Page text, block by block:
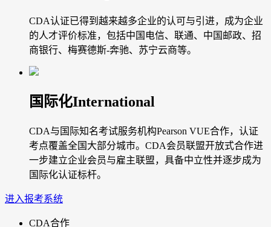
CDA认证已得到越来越多企业的认可与引进，成为企业
的人才评价标准，包括中国电信、联通、中国邮政、招
商银行、梅赛德斯-奔驰、苏宁云商等。
国际化International
CDA与国际知名考试服务机构Pearson VUE合作，认证
考点覆盖全国大部分城市。CDA会员联盟开放式合作进
一步建立企业会员与雇主联盟，具备中立性并逐步成为
国际化认证标杆。
进入报考系统
CDA合作